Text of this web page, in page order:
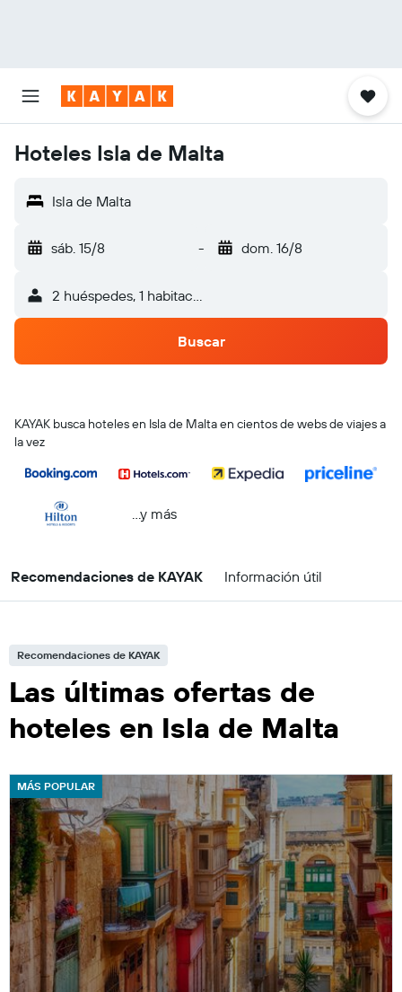
Hoteles Isla de Malta
Isla de Malta
sáb. 15/8 - dom. 16/8
2 huéspedes, 1 habitación
Buscar
KAYAK busca hoteles en Isla de Malta en cientos de webs de viajes a
la vez
...y más
Recomendaciones de KAYAK Información útil
Recomendaciones de KAYAK
Las últimas ofertas de
hoteles en Isla de Malta
MÁS POPULAR